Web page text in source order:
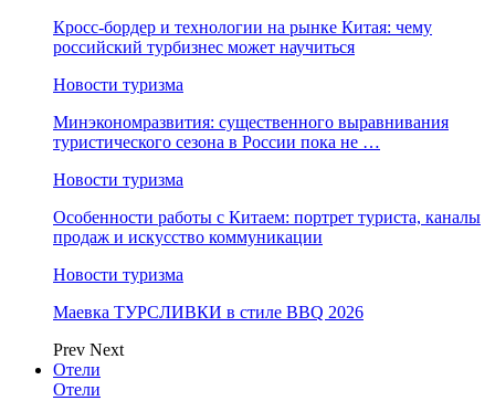
Кросс-бордер и технологии на рынке Китая: чему
российский турбизнес может научиться
Новости туризма
Минэкономразвития: существенного выравнивания
туристического сезона в России пока не …
Новости туризма
Особенности работы с Китаем: портрет туриста, каналы
продаж и искусство коммуникации
Новости туризма
Маевка ТУРСЛИВКИ в стиле BBQ 2026
Prev Next
Отели
Отели